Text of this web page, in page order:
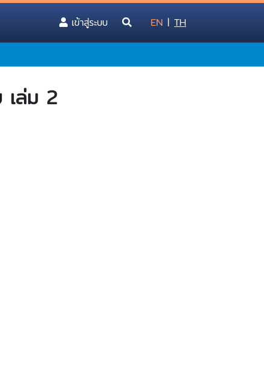
เข้าสู่ระบบ(current) EN | TH
เล่ม 2